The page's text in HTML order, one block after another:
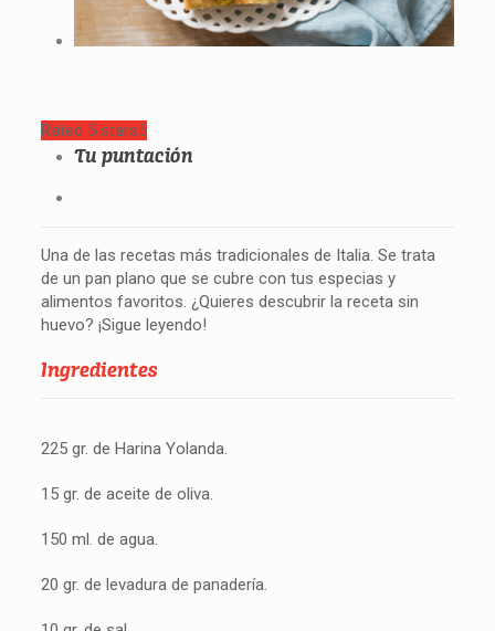
Rated 5 stars5
Tu puntación
Una de las recetas más tradicionales de Italia. Se trata
de un pan plano que se cubre con tus especias y
alimentos favoritos. ¿Quieres descubrir la receta sin
huevo? ¡Sigue leyendo!
Ingredientes
225 gr. de Harina Yolanda.
15 gr. de aceite de oliva.
150 ml. de agua.
20 gr. de levadura de panadería.